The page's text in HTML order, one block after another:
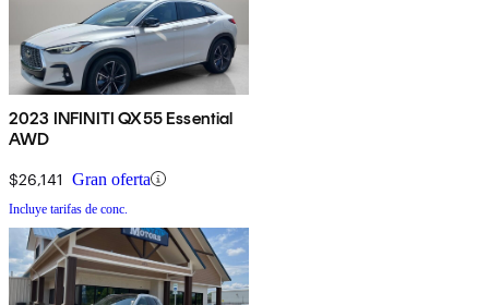
2023 INFINITI QX55 Essential
AWD
$26,141 Gran oferta
Incluye tarifas de conc.